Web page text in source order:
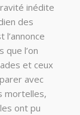
inédite
des
l’annonce
que l’on
et ceux
avec
mortelles,
ont pu